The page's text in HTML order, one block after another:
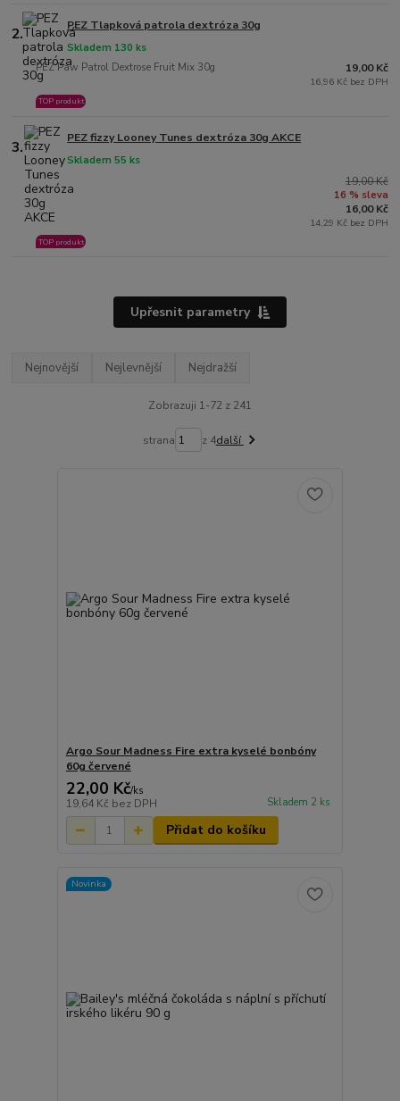
2. PEZ Tlapková patrola dextróza 30g
PEZ Paw Patrol Dextrose Fruit Mix 30g
Skladem 130 ks
TOP produkt
19,00 Kč
16,96 Kč bez DPH
3. PEZ fizzy Looney Tunes dextróza 30g AKCE
Skladem 55 ks
TOP produkt
19,00 Kč
16 % sleva
16,00 Kč
14,29 Kč bez DPH
Upřesnit parametry
Nejnovější Nejlevnější Nejdražší
Zobrazuji 1-72 z 241
strana z 4další
Argo Sour Madness Fire extra kyselé bonbóny
60g červené
22,00 Kč/ks
19,64 Kč bez DPH Skladem 2 ks
Přidat do košíku
Novinka